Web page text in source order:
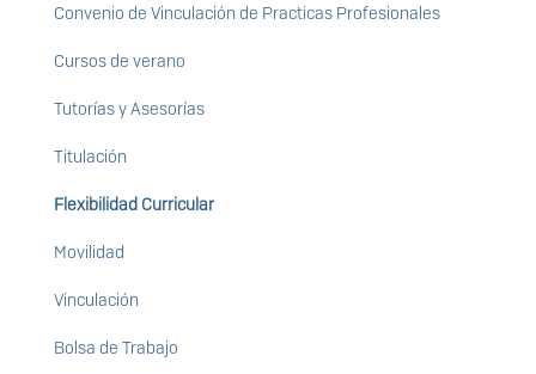
Convenio de Vinculación de Practicas Profesionales
Cursos de verano
Tutorías y Asesorías
Titulación
Flexibilidad Curricular
Movilidad
Vinculación
Bolsa de Trabajo